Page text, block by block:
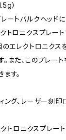
）
ートバルクヘッド
トロニクスプレート
エレクトロニクス
また、このプレー
す。
ング、レーザー刻印
トロニクスプレー